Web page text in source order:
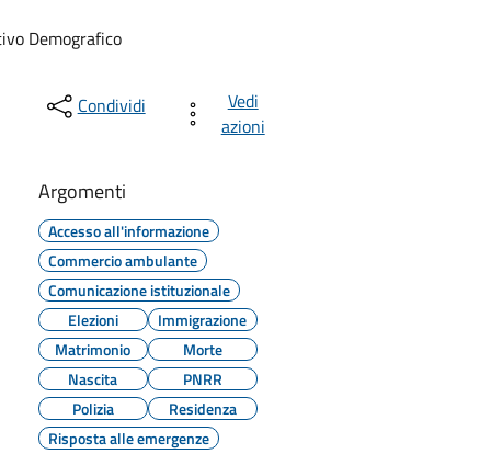
Demografico
Condividi
Vedi
azioni
Argomenti
Accesso all'informazione
Commercio ambulante
Comunicazione istituzionale
Elezioni
Immigrazione
Matrimonio
Morte
Nascita
PNRR
Polizia
Residenza
Risposta alle emergenze